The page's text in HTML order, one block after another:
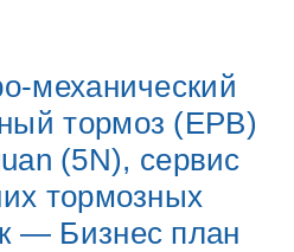
механический
тормоз (EPB)
(5N), сервис
тормозных
— Бизнес план